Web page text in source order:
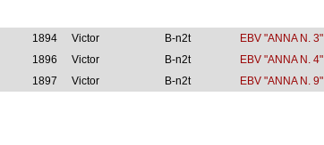
1894 Victor B-n2t
EBV "ANNA N. 3"
1896 Victor B-n2t
EBV "ANNA N. 4"
1897 Victor B-n2t EBV "ANNA N. 9"